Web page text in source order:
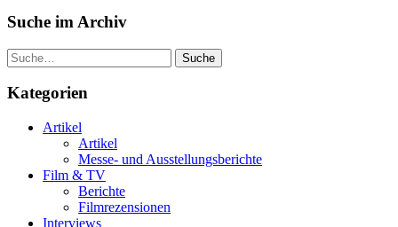
Suche im Archiv
Suche
Kategorien
Artikel
Artikel
Messe- und Ausstellungsberichte
Film & TV
Berichte
Filmrezensionen
Interviews